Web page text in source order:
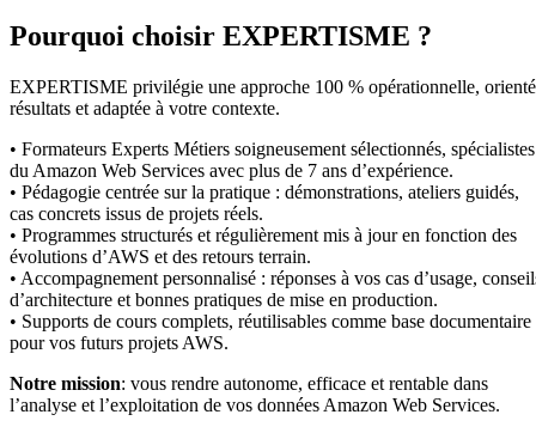
Pourquoi choisir EXPERTISME ?
EXPERTISME privilégie une approche 100 % opérationnelle,
résultats et adaptée à votre contexte.
• Formateurs Experts Métiers soigneusement sélectionnés, spécialistes
du Amazon Web Services avec plus de 7 ans d’expérience.
• Pédagogie centrée sur la pratique : démonstrations, ateliers guidés,
cas concrets issus de projets réels.
• Programmes structurés et régulièrement mis à jour en fonction des
évolutions d’AWS et des retours terrain.
• Accompagnement personnalisé : réponses à vos cas d’usage,
d’architecture et bonnes pratiques de mise en production.
• Supports de cours complets, réutilisables comme base documentaire
pour vos futurs projets AWS.
Notre mission: vous rendre autonome, efficace et rentable dans
l’analyse et l’exploitation de vos données Amazon Web Services.